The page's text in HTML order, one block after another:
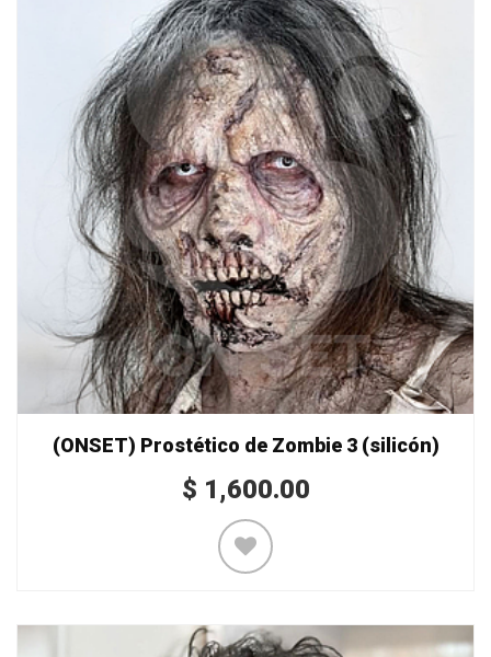
(ONSET) Prostético de Zombie 3 (silicón)
$ 1,600.00